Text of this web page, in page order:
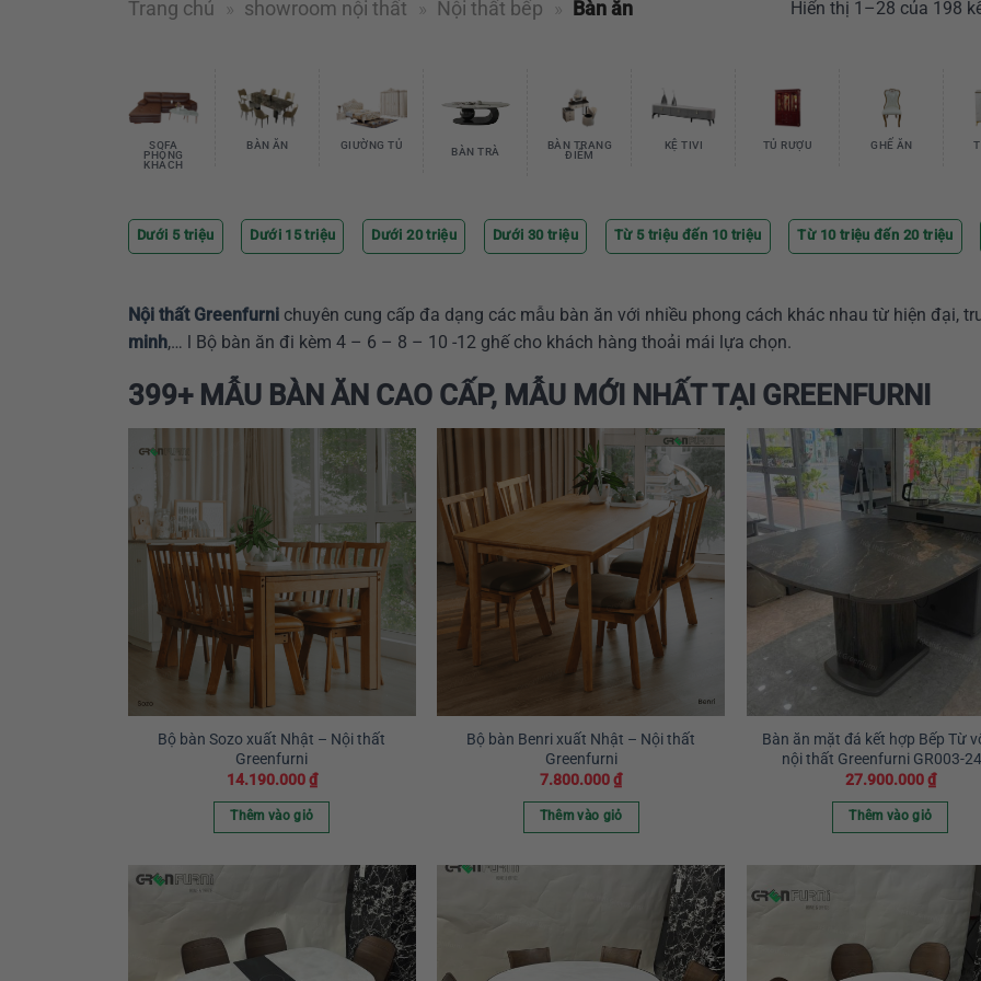
Trang chủ » showroom nội thất » Nội thất bếp » Bàn ăn Hiển thị 1–28 của 198
SOFA
PHÒNG
KHÁCH
BÀN ĂN GIƯỜNG TỦ
BÀN TRÀ
BÀN TRANG
ĐIỂM
KỆ TIVI TỦ RƯỢU GHẾ ĂN
Dưới 5 triệu Dưới 15 triệu Dưới 20 triệu Dưới 30 triệu Từ 5 triệu đến 10 triệu Từ 10 triệu đến 20 triệu
Nội thất Greenfurni chuyên cung cấp đa dạng các mẫu bàn ăn với nhiều phong cách khác nhau từ hiện đại,
minh,… l Bộ bàn ăn đi kèm 4 – 6 – 8 – 10 -12 ghế cho khách hàng thoải mái lựa chọn.
399+ MẪU BÀN ĂN CAO CẤP, MẪU MỚI NHẤT TẠI GREENFURNI
Bộ bàn Sozo xuất Nhật – Nội thất
Greenfurni
14.190.000₫
Thêm vào giỏ
Bộ bàn Benri xuất Nhật – Nội thất
Greenfurni
7.800.000₫
Thêm vào giỏ
Bàn ăn mặt đá kết hợp Bếp Từ
nội thất Greenfurni GR003-
27.900.000₫
Thêm vào giỏ